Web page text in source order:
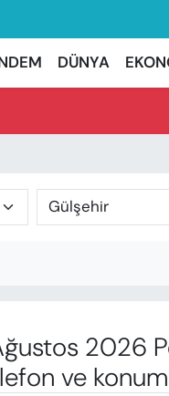
DÜNYA
2026
ve